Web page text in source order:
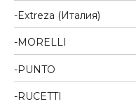
Extreza (Италия)
MORELLI
PUNTO
RUCETTI